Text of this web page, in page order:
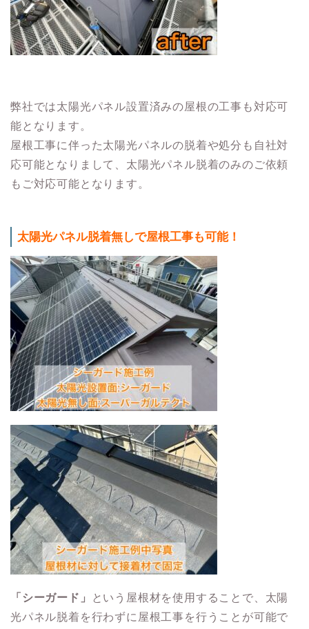
弊社では太陽光パネル設置済みの屋根の工事も対応可
能となります。
屋根工事に伴った太陽光パネルの脱着や処分も自社対
応可能となりまして、太陽光パネル脱着のみのご依頼
もご対応可能となります。
太陽光パネル脱着無しで屋根工事も可能！
「シーガード」
という屋根材を使用することで、太陽
光パネル脱着を行わずに屋根工事を行うことが可能で